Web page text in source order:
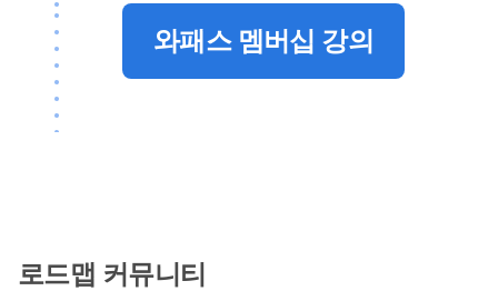
와패스 멤버십 강의
로드맵 커뮤니티